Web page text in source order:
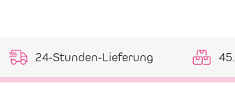
24-Stunden-Lieferung